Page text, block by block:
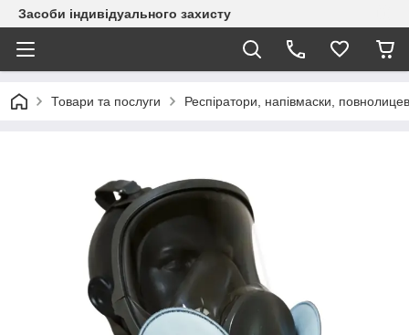
Засоби індивідуального захисту
Товари та послуги Респіратори, напівмаски,